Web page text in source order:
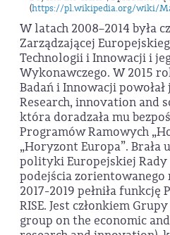
(https://pl.wikipedia.org/wiki/
W latach 2008–2014 była
Zarządzającej
Technologii i Innowacji i
Wykonawczego. W 2015
Badań i Innowacji powołał
Research, innovation and
która doradzała mu
Programów Ramowych
„Horyzont Europa”. Brała
polityki Europejskiej Rady
podejścia zorientowanego
2017-2019 pełniła
RISE. Jest członkiem
group on the economic